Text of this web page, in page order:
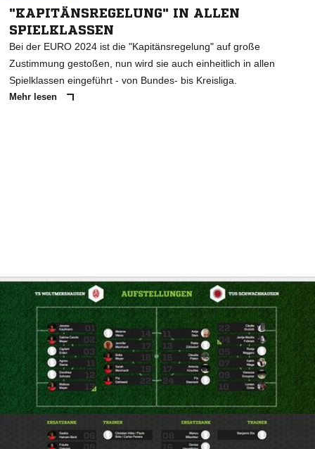
"KAPITÄNSREGELUNG" IN ALLEN
SPIELKLASSEN
Bei der EURO 2024 ist die "Kapitänsregelung" auf große
Zustimmung gestoßen, nun wird sie auch einheitlich in allen
Spielklassen eingeführt - von Bundes- bis Kreisliga.
Mehr lesen